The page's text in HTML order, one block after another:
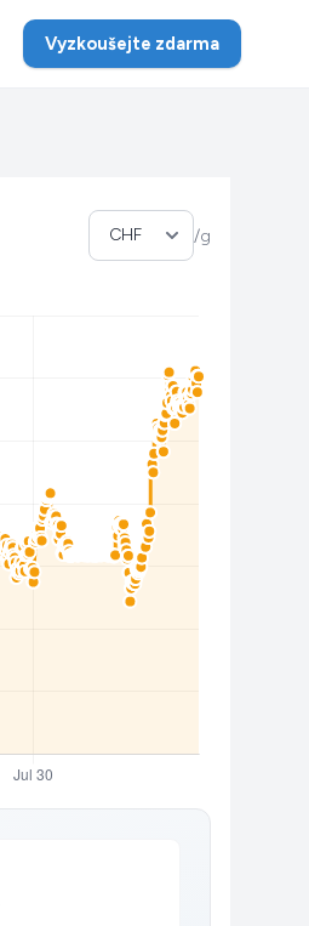
Vyzkoušejte zdarma
Vyberte měnu
/g